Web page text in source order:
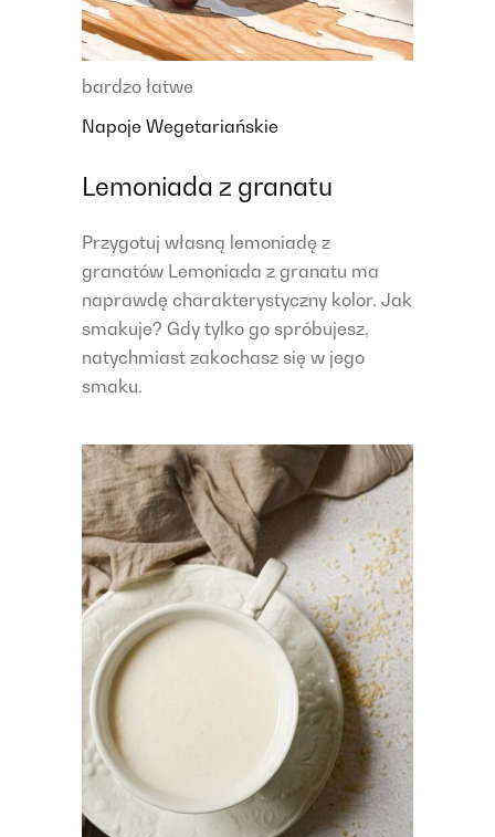
bardzo łatwe
Napoje Wegetariańskie
Lemoniada z granatu
Przygotuj własną lemoniadę z
granatów Lemoniada z granatu ma
naprawdę charakterystyczny kolor. Jak
smakuje? Gdy tylko go spróbujesz,
natychmiast zakochasz się w jego
smaku.